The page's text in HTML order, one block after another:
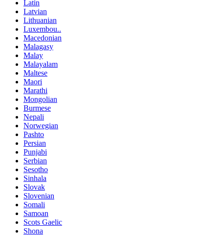
Latin
Latvian
Lithuanian
Luxembou..
Macedonian
Malagasy
Malay
Malayalam
Maltese
Maori
Marathi
Mongolian
Burmese
Nepali
Norwegian
Pashto
Persian
Punjabi
Serbian
Sesotho
Sinhala
Slovak
Slovenian
Somali
Samoan
Scots Gaelic
Shona